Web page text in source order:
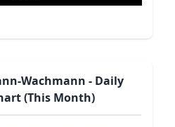
Wachmann - Daily
(This Month)